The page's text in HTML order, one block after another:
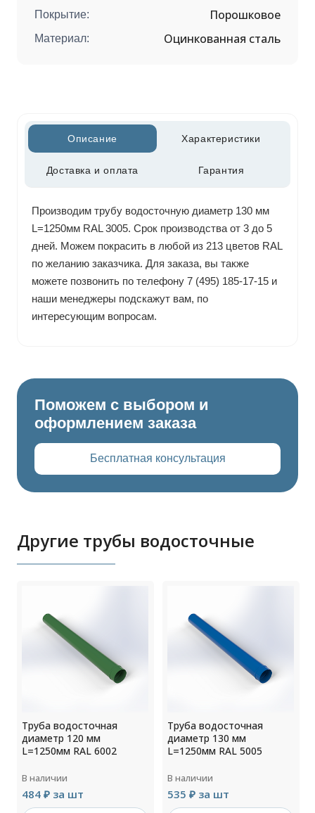
Покрытие: Порошковое
Материал: Оцинкованная сталь
Описание Характеристики
Доставка и оплата Гарантия
Производим трубу водосточную диаметр 130 мм
L=1250мм RAL 3005. Срок производства от 3 до 5
дней. Можем покрасить в любой из 213 цветов RAL
по желанию заказчика. Для заказа, вы также
можете позвонить по телефону 7 (495) 185-17-15 и
наши менеджеры подскажут вам, по
интересующим вопросам.
Поможем с выбором и
оформлением заказа
Бесплатная консультация
Другие трубы водосточные
Труба водосточная
диаметр 120 мм
L=1250мм RAL 6002
В наличии
484 ₽ за шт
Труба водосточная
диаметр 130 мм
L=1250мм RAL 5005
В наличии
535 ₽ за шт